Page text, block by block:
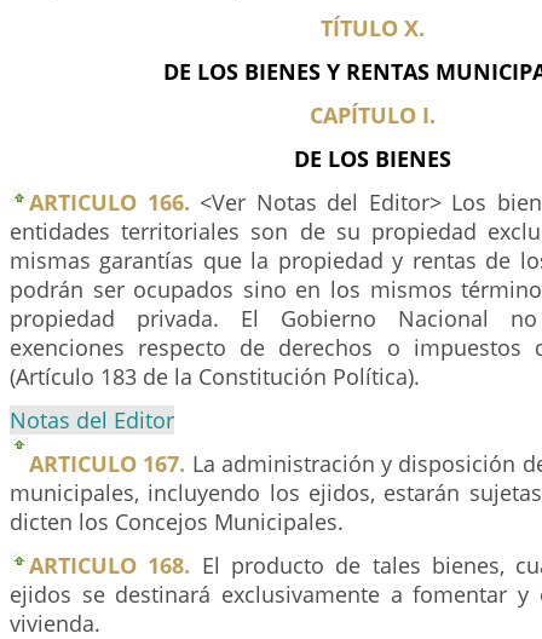
TÍTULO X.
DE LOS BIENES Y RENTAS
CAPÍTULO I.
DE LOS BIENES
ARTICULO 166. <Ver Notas del Editor> Los
entidades territoriales son de su propiedad
mismas garantías que la propiedad y rentas de
podrán ser ocupados sino en los mismos
propiedad privada. El Gobierno Nacional
exenciones respecto de derechos o impuestos
(Artículo 183 de la Constitución Política).
Notas del Editor
ARTICULO 167. La administración y disposición
municipales, incluyendo los ejidos, estarán
dicten los Concejos Municipales.
ARTICULO 168. El producto de tales bienes,
ejidos se destinará exclusivamente a fomentar y
vivienda.